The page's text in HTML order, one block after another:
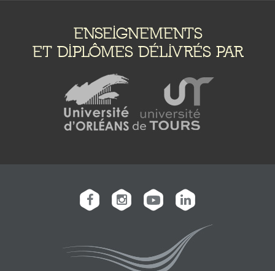
ENSEIGNEMENTS
ET DIPLÔMES DÉLIVRÉS PAR